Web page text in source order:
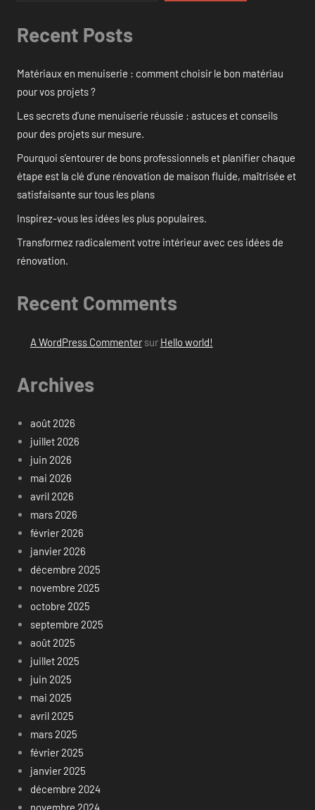
Recent Posts
Matériaux en menuiserie : comment choisir le bon matériau
pour vos projets ?
Les secrets d’une menuiserie réussie : astuces et conseils
pour des projets sur mesure.
Pourquoi s’entourer de bons professionnels et planifier chaque
étape est la clé d’une rénovation de maison fluide, maîtrisée et
satisfaisante sur tous les plans
Inspirez-vous les idées les plus populaires.
Transformez radicalement votre intérieur avec ces idées de
rénovation.
Recent Comments
A WordPress Commentersur Hello world!
Archives
août 2026
juillet 2026
juin 2026
mai 2026
avril 2026
mars 2026
février 2026
janvier 2026
décembre 2025
novembre 2025
octobre 2025
septembre 2025
août 2025
juillet 2025
juin 2025
mai 2025
avril 2025
mars 2025
février 2025
janvier 2025
décembre 2024
novembre 2024